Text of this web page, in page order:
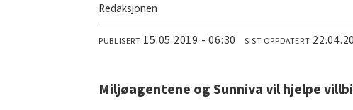
Redaksjonen
PUBLISERT 15.05.2019 - 06:30 SIST OPPDATERT
Miljøagentene og Sunniva vil hjelpe